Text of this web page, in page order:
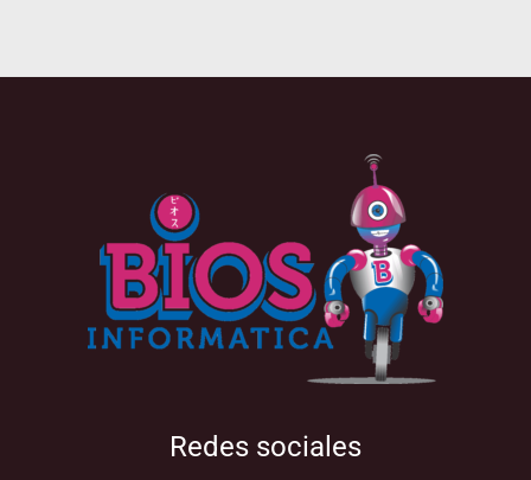
Redes sociales